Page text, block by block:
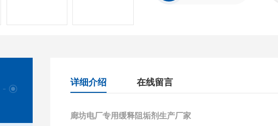
详细介绍 在线留言
廊坊电厂专用缓释阻垢剂生产厂家